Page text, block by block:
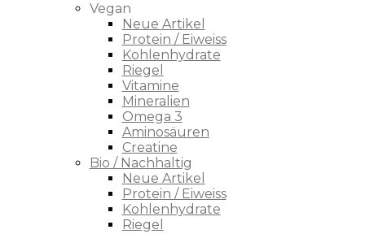
Vegan
Neue Artikel
Protein / Eiweiss
Kohlenhydrate
Riegel
Vitamine
Mineralien
Omega 3
Aminosäuren
Creatine
Bio / Nachhaltig
Neue Artikel
Protein / Eiweiss
Kohlenhydrate
Riegel